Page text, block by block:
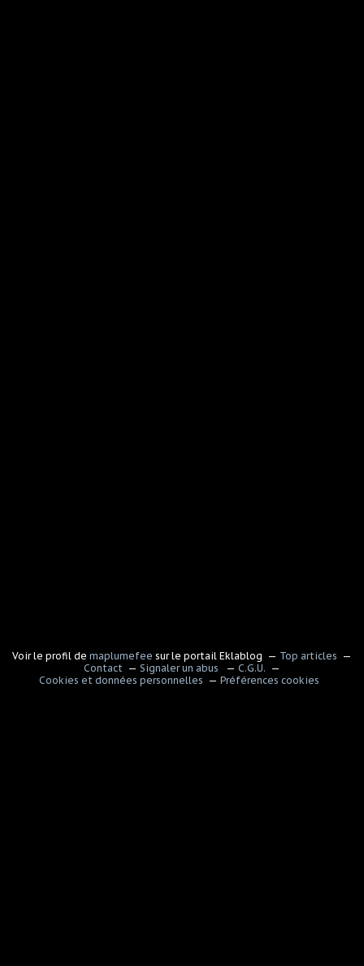
Voir le profil de maplumefee sur le portail Eklablog
Top articles
Contact
Signaler un abus
C.G.U.
Cookies et données personnelles
Préférences cookies